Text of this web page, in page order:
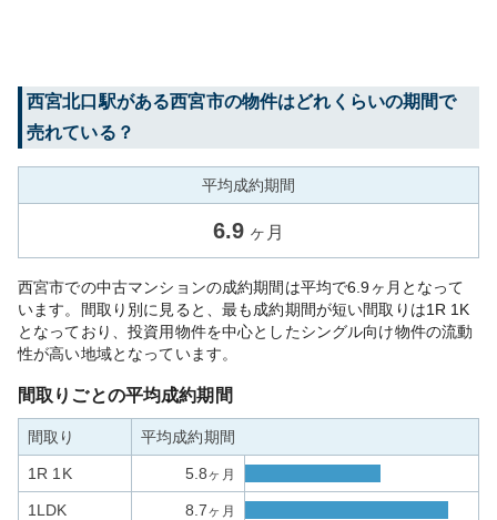
西宮北口駅がある西宮市の物件はどれくらいの期間で
売れている？
平均成約期間
6.9 ヶ月
西宮市での中古マンションの成約期間は平均で6.9ヶ月となって
います。間取り別に見ると、最も成約期間が短い間取りは1R 1K
となっており、投資用物件を中心としたシングル向け物件の流動
性が高い地域となっています。
間取りごとの平均成約期間
間取り 平均成約期間
1R 1K 5.8ヶ月
1LDK 8.7ヶ月